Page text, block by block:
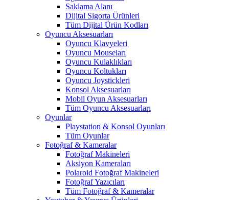
Saklama Alanı
Dijital Sigorta Ürünleri
Tüm Dijital Ürün Kodları
Oyuncu Aksesuarları
Oyuncu Klavyeleri
Oyuncu Mouseları
Oyuncu Kulaklıkları
Oyuncu Koltukları
Oyuncu Joystickleri
Konsol Aksesuarları
Mobil Oyun Aksesuarları
Tüm Oyuncu Aksesuarları
Oyunlar
Playstation & Konsol Oyunları
Tüm Oyunlar
Fotoğraf & Kameralar
Fotoğraf Makineleri
Aksiyon Kameraları
Polaroid Fotoğraf Makineleri
Fotoğraf Yazıcıları
Tüm Fotoğraf & Kameralar